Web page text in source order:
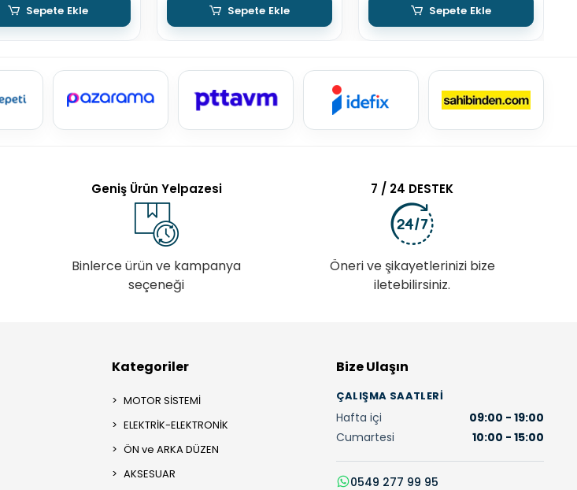
Sepete Ekle Sepete Ekle Sepete Ekle
Geniş Ürün Yelpazesi
Binlerce ürün ve kampanya
seçeneği
7 / 24 DESTEK
Öneri ve şikayetlerinizi bize
iletebilirsiniz.
Kategoriler
MOTOR SİSTEMİ
ELEKTRİK-ELEKTRONİK
ÖN ve ARKA DÜZEN
AKSESUAR
Bize Ulaşın
ÇALIŞMA SAATLERI
Hafta içi
09:00 - 19:00
Cumartesi
10:00 - 15:00
0549 277 99 95